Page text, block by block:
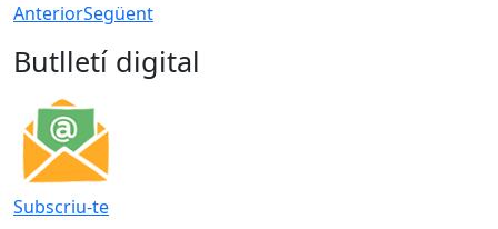
AnteriorSegüent
Butlletí digital
Subscriu-te